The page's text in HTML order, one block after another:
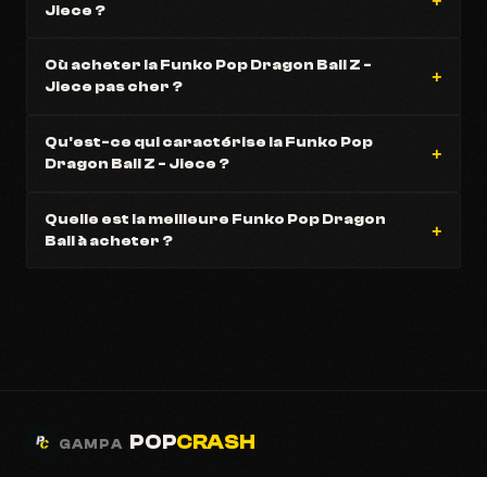
Jiece ?
Où acheter la Funko Pop Dragon Ball Z -
Jiece pas cher ?
Qu'est-ce qui caractérise la Funko Pop
Dragon Ball Z - Jiece ?
Quelle est la meilleure Funko Pop Dragon
Ball à acheter ?
GAMPA POPCRASH